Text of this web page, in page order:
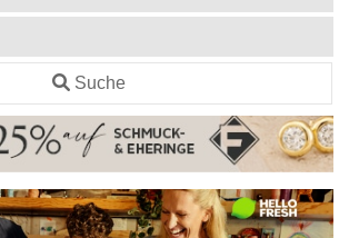
Suche